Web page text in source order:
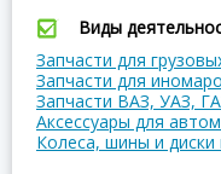
Виды
Запчасти для
Запчасти для
Запчасти ВАЗ, УАЗ,
Аксессуары для
Колеса, шины и